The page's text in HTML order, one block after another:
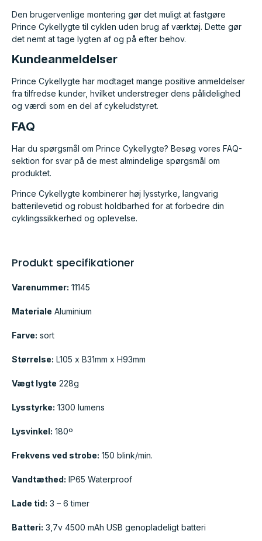
Den brugervenlige montering gør det muligt at fastgøre
Prince Cykellygte til cyklen uden brug af værktøj. Dette gør
det nemt at tage lygten af og på efter behov.
Kundeanmeldelser
Prince Cykellygte har modtaget mange positive anmeldelser
fra tilfredse kunder, hvilket understreger dens pålidelighed
og værdi som en del af cykeludstyret.
FAQ
Har du spørgsmål om Prince Cykellygte? Besøg vores FAQ-
sektion for svar på de mest almindelige spørgsmål om
produktet.
Prince Cykellygte kombinerer høj lysstyrke, langvarig
batterilevetid og robust holdbarhed for at forbedre din
cyklingssikkerhed og oplevelse.
Produkt specifikationer
Varenummer: 11145
Materiale Aluminium
Farve: sort
Størrelse: L105 x B31mm x H93mm
Vægt lygte 228g
Lysstyrke: 1300 lumens
Lysvinkel: 180º
Frekvens ved strobe: 150 blink/min.
Vandtæthed: IP65 Waterproof
Lade tid: 3 – 6 timer
Batteri: 3,7v 4500 mAh USB genopladeligt batteri